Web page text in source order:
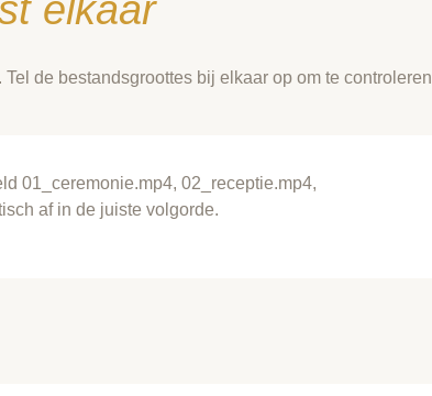
de bestandsgroottes bij elkaar op om te controleren
01_ceremonie.mp4, 02_receptie.mp4,
af in de juiste volgorde.